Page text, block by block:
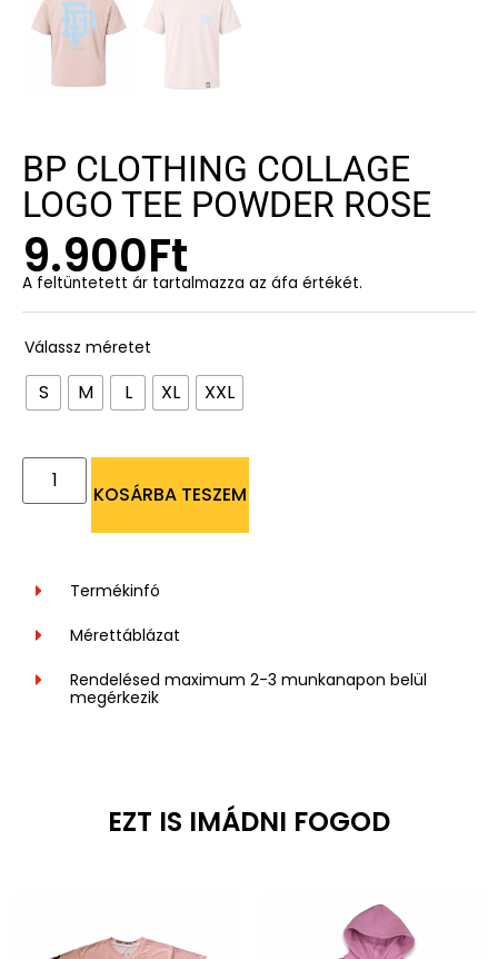
BP CLOTHING COLLAGE
LOGO TEE POWDER ROSE
9.900Ft
A feltüntetett ár tartalmazza az áfa értékét.
Válassz méretet
S M L XL XXL
KOSÁRBA TESZEM
Termékinfó
Mérettáblázat
Rendelésed maximum 2-3 munkanapon belül
megérkezik
EZT IS IMÁDNI FOGOD